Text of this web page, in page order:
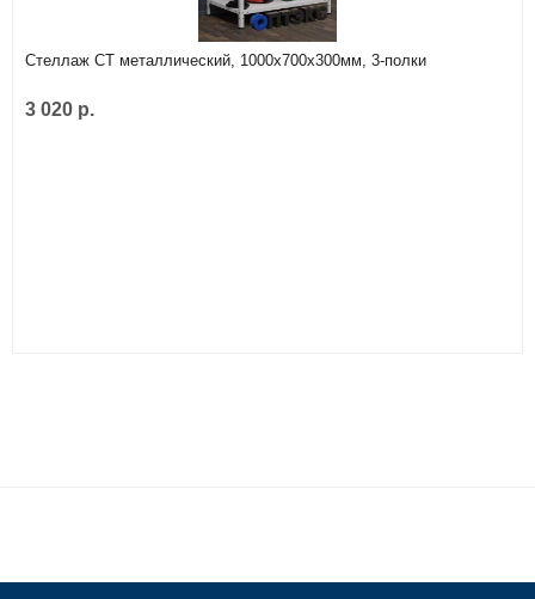
Стеллаж СТ металлический, 1000х700х300мм, 3-полки
3 020 р.